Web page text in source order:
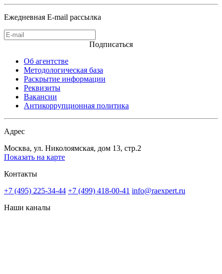
Ежедневная E-mail рассылка
Подписаться
Об агентстве
Методологическая база
Раскрытие информации
Реквизиты
Вакансии
Антикоррупционная политика
Адрес
Москва, ул. Николоямская, дом 13, стр.2
Показать на карте
Контакты
+7 (495) 225-34-44 +7 (499) 418-00-41 info@raexpert.ru
Наши каналы